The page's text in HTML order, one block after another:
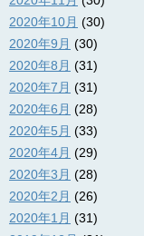
2020年10月 (30)
2020年9月 (30)
2020年8月 (31)
2020年7月 (31)
2020年6月 (28)
2020年5月 (33)
2020年4月 (29)
2020年3月 (28)
2020年2月 (26)
2020年1月 (31)